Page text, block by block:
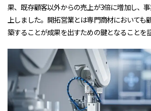
果、既存顧客以外からの売上が3倍に増加し、
上しました。開拓営業とは専門商材においても
築することが成果を出すための鍵となることを